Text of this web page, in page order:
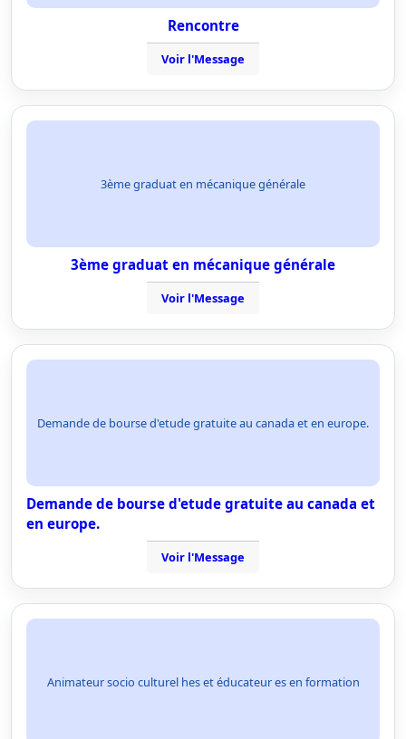
Rencontre
Voir l'Message
3ème graduat en mécanique générale
3ème graduat en mécanique générale
Voir l'Message
Demande de bourse d'etude gratuite au canada et en europe.
Demande de bourse d'etude gratuite au canada et
en europe.
Voir l'Message
Animateur socio culturel hes et éducateur es en formation